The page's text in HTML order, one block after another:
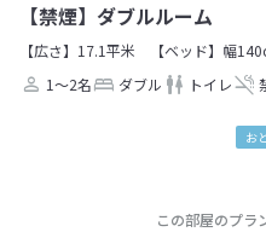
【禁煙】ダブルルーム
【広さ】17.1平米
【ベッド】幅
1～2名
ダブル トイレ
お
この部屋のプラ